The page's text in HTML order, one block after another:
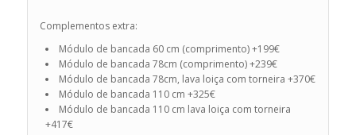
Complementos extra:
Módulo de bancada 60 cm (comprimento) +199€
Módulo de bancada 78cm (comprimento) +239€
Módulo de bancada 78cm, lava loiça com torneira +370€
Módulo de bancada 110 cm +325€
Módulo de bancada 110 cm lava loiça com torneira
+417€